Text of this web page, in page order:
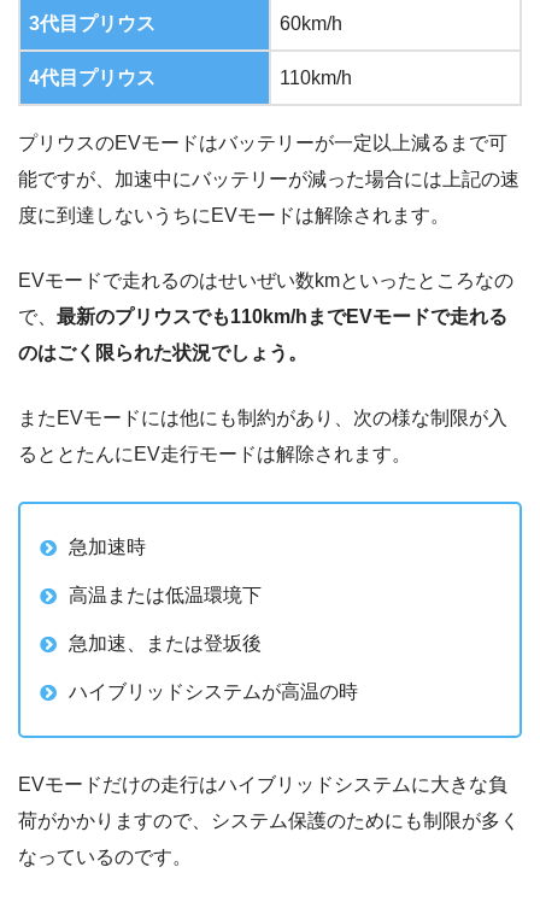
3代目プリウス 60km/h
4代目プリウス 110km/h
プリウスのEVモードはバッテリーが一定以上減るまで可
能ですが、加速中にバッテリーが減った場合には上記の速
度に到達しないうちにEVモードは解除されます。
EVモードで走れるのはせいぜい数kmといったところなの
で、 最新のプリウスでも110km/hまでEVモードで走れる
のはごく限られた状況でしょう。
またEVモードには他にも制約があり、次の様な制限が入
るととたんにEV走行モードは解除されます。
急加速時
高温または低温環境下
急加速、または登坂後
ハイブリッドシステムが高温の時
EVモードだけの走行はハイブリッドシステムに大きな負
荷がかかりますので、システム保護のためにも制限が多く
なっているのです。